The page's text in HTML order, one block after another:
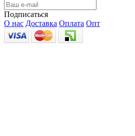
Подписаться
О нас Доставка Оплата Опт